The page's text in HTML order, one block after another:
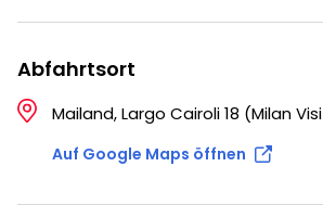
Abfahrtsort
Mailand, Largo Cairoli 18 (Milan
Auf Google Maps öffnen